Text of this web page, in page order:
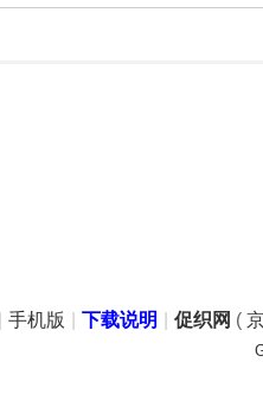
手机版 下载说明 促织网 (